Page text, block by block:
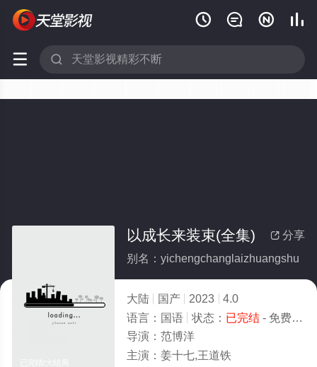
   
 
 分享
以成长来装束(全集)
别名：yichengchanglaizhuangshu
大陆 国产 2023
4.0
语言： 国语 状态： 已完结- 免费在线观看
导演： 范博洋
主演： 姜十七,王道铁